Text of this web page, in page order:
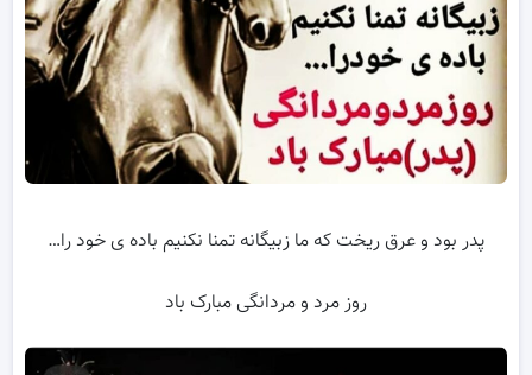
پدر بود و عرق ریخت که ما زبیگانه تمنا نکنیم باده ی خود را…
روز مرد و مردانگی مبارک باد